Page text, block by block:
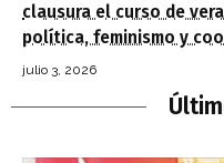
clausura el curso de
política, feminismo y
julio 3, 2026